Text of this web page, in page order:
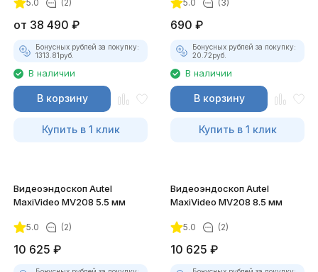
5.0 (2)
от 38 490 ₽
Бонусных рублей за покупку:
1313.81руб.
В наличии
В корзину
Купить в 1 клик
5.0 (3)
690 ₽
Бонусных рублей за покупку:
20.72руб.
В наличии
В корзину
Купить в 1 клик
Видеоэндоскоп Autel
MaxiVideo MV208 5.5 мм
5.0 (2)
10 625 ₽
Видеоэндоскоп Autel
MaxiVideo MV208 8.5 мм
5.0 (2)
10 625 ₽